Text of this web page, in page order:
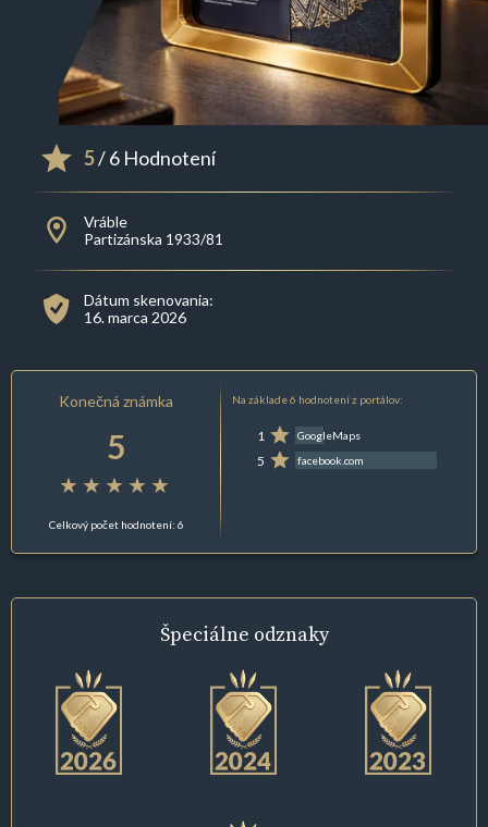
5/ 6 Hodnotení
Vráble
Partizánska 1933/81
Dátum skenovania:
16. marca 2026
Konečná známka
5
Celkový počet hodnotení: 6
Na základe 6 hodnotení z portálov:
1 GoogleMaps
5 facebook.com
Špeciálne odznaky